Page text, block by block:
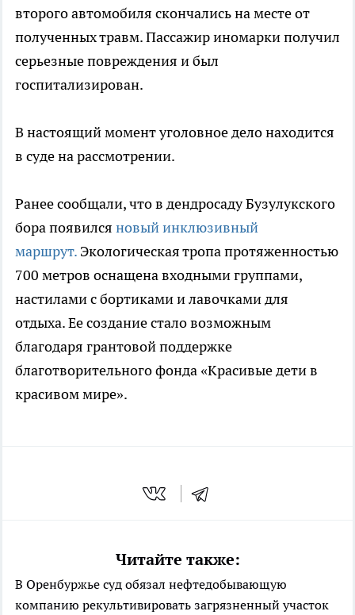
второго автомобиля скончались на месте от
полученных травм. Пассажир иномарки получил
серьезные повреждения и был
госпитализирован.
В настоящий момент уголовное дело находится
в суде на рассмотрении.
Ранее сообщали, что в дендросаду Бузулукского
бора появился новый инклюзивный
маршрут. Экологическая тропа протяженностью
700 метров оснащена входными группами,
настилами с бортиками и лавочками для
отдыха. Ее создание стало возможным
благодаря грантовой поддержке
благотворительного фонда «Красивые дети в
красивом мире».
Читайте также:
В Оренбуржье суд обязал нефтедобывающую
компанию рекультивировать загрязненный участок